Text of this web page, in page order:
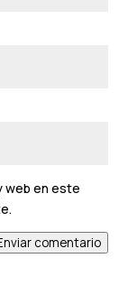
web en este
comentario